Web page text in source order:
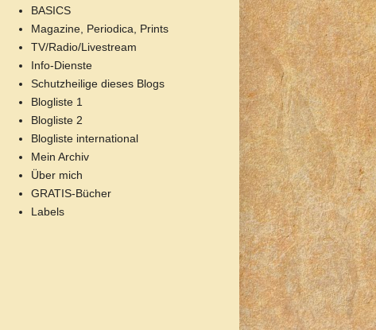
BASICS
Magazine, Periodica, Prints
TV/Radio/Livestream
Info-Dienste
Schutzheilige dieses Blogs
Blogliste 1
Blogliste 2
Blogliste international
Mein Archiv
Über mich
GRATIS-Bücher
Labels